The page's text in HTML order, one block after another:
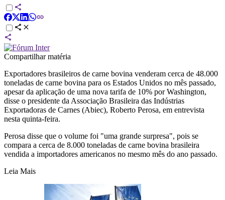
Compartilhar matéria
Exportadores brasileiros de carne bovina venderam cerca de 48.000
toneladas de carne bovina para os Estados Unidos no mês passado,
apesar da aplicação de uma nova tarifa de 10% por Washington,
disse o presidente da Associação Brasileira das Indústrias
Exportadoras de Carnes (Abiec), Roberto Perosa, em entrevista
nesta quinta-feira.
Perosa disse que o volume foi "uma grande surpresa", pois se
compara a cerca de 8.000 toneladas de carne bovina brasileira
vendida a importadores americanos no mesmo mês do ano passado.
Leia Mais